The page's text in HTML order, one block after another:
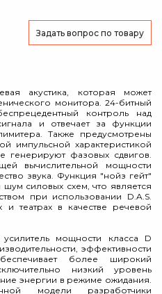
Задать вопрос по товару
акустика, которая может
монитора. 24-битный
контроль над
и отвечает за функции
Также предусмотрены
импульсной характеристикой
генерируют фазовых сдвигов.
вычислительной мощности
звука. Функция "нойз гейт"
силовых схем, что является
при использовании D.A.S.
и театрах в качестве речевой
мощности класса D
эффективности
более широкий
низкий уровень
энергии в режиме ожидания.
модели разработчики